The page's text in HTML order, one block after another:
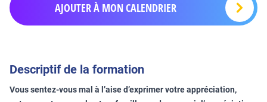
AJOUTER À MON CALENDRIER
Descriptif de la formation
Vous sentez-vous mal à l’aise d’exprimer votre appréciation,